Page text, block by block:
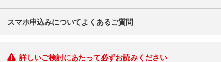
スマホ申込みについてよくあるご質問
詳しいご検討にあたって必ずお読みください